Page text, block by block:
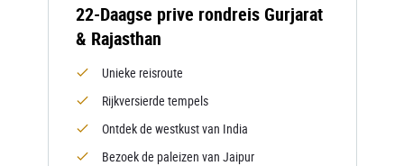
22-Daagse prive rondreis Gurjarat
& Rajasthan
Unieke reisroute
Rijkversierde tempels
Ontdek de westkust van India
Bezoek de paleizen van Jaipur